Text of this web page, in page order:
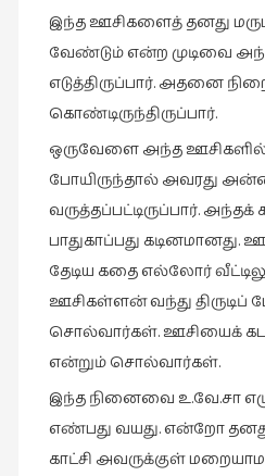
இந்த ஊசிகளைத் தனது
வேண்டும் என்ற முடிவை
எடுத்திருப்பார். அதனை
கொண்டிருந்திருப்பார்.
ஒருவேளை அந்த
போயிருந்தால் அவரது
வருத்தப்பட்டிருப்பார்.
பாதுகாப்பது
தேடிய கதை எல்லோர்
ஊசிகள்ளன் வந்து திருடிப்
சொல்வார்கள். ஊசியைக்
என்றும் சொல்வார்கள்.
இந்த நினைவை உ.வே.சா
எண்பது வயது. என்றோ
காட்சி அவருக்குள்